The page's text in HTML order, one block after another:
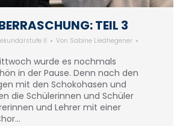
TEIL 3
II Von Sabine Liedhegener
wurde es nochmals
in der Pause. Denn nach den
mit den Schokohasen und
die Schülerinnen und Schüler
und Lehrer mit einer